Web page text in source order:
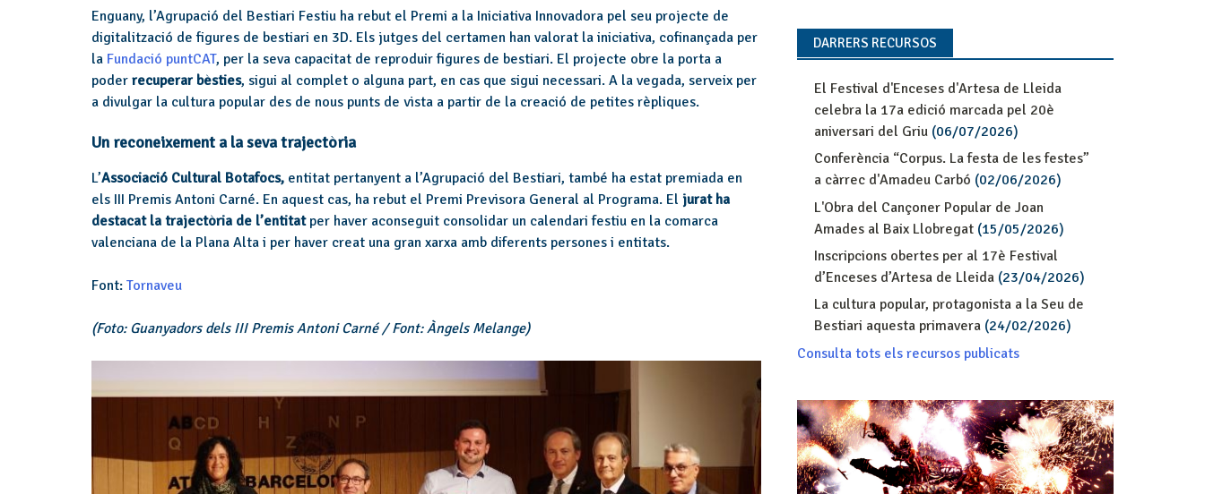
Enguany, l’Agrupació del Bestiari Festiu ha rebut el Premi a la Iniciativa Innovadora pel seu projecte de
digitalització de figures de bestiari en 3D. Els jutges del certamen han valorat la iniciativa, cofinançada per
la Fundació puntCAT, per la seva capacitat de reproduir figures de bestiari. El projecte obre la porta a
poder recuperar bèsties, sigui al complet o alguna part, en cas que sigui necessari. A la vegada, serveix per
a divulgar la cultura popular des de nous punts de vista a partir de la creació de petites rèpliques.
Un reconeixement a la seva trajectòria
L’Associació Cultural Botafocs, entitat pertanyent a l’Agrupació del Bestiari, també ha estat premiada en
els III Premis Antoni Carné. En aquest cas, ha rebut el Premi Previsora General al Programa. El jurat ha
destacat la trajectòria de l’entitatper haver aconseguit consolidar un calendari festiu en la comarca
valenciana de la Plana Alta i per haver creat una gran xarxa amb diferents persones i entitats.
Font: Tornaveu
(Foto: Guanyadors dels III Premis Antoni Carné / Font: Àngels Melange)
DARRERS RECURSOS
El Festival d'Enceses d'Artesa de Lleida
celebra la 17a edició marcada pel 20è
aniversari del Griu(06/07/2026)
Conferència “Corpus. La festa de les festes”
a càrrec d'Amadeu Carbó (02/06/2026)
L'Obra del Cançoner Popular de Joan
Amades al Baix Llobregat(15/05/2026)
Inscripcions obertes per al 17è Festival
d’Enceses d’Artesa de Lleida(23/04/2026)
La cultura popular, protagonista a la Seu de
Bestiari aquesta primavera(24/02/2026)
Consulta tots els recursos publicats